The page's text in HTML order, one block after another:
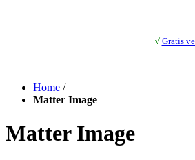
√ Gratis
Home /
Matter Image
Matter Image